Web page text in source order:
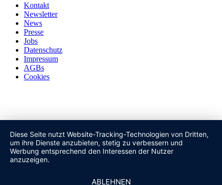
Kontakt
Newsletter
News
Presse
Jobs
Datenschutz
Impressum
AGBs
Cookies
Diese Seite nutzt Website-Tracking-Technologien von Dritten,
um ihre Dienste anzubieten, stetig zu verbessern und
Werbung entsprechend den Interessen der Nutzer
anzuzeigen.
ABLEHNEN